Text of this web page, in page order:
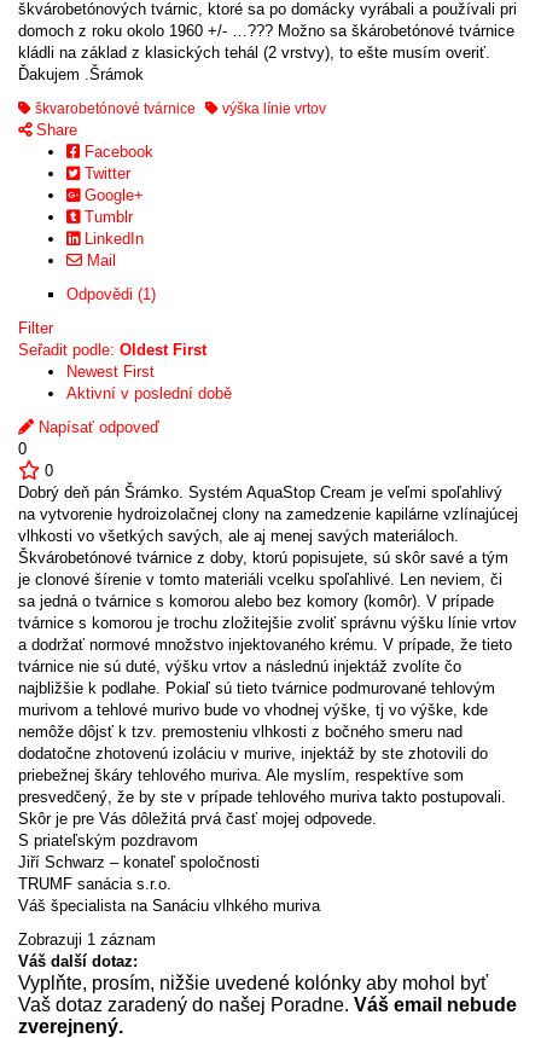
škvárobetónových tvárnic, ktoré sa po domácky vyrábali a používali pri
domoch z roku okolo 1960 +/- …??? Možno sa škárobetónové tvárnice
kládli na základ z klasických tehál (2 vrstvy), to ešte musím overiť.
Ďakujem .Šrámok
škvarobetónové tvárnice výška línie vrtov
Share
Facebook
Twitter
Google+
Tumblr
LinkedIn
Mail
Odpovědi (1)
Filter
Seřadit podle: Oldest First
Newest First
Aktivní v poslední době
Napísať odpoveď
0
0
Dobrý deň pán Šrámko. Systém AquaStop Cream je veľmi spoľahlivý
na vytvorenie hydroizolačnej clony na zamedzenie kapilárne vzlínajúcej
vlhkosti vo všetkých savých, ale aj menej savých materiáloch.
Škvárobetónové tvárnice z doby, ktorú popisujete, sú skôr savé a tým
je clonové šírenie v tomto materiáli vcelku spoľahlivé. Len neviem, či
sa jedná o tvárnice s komorou alebo bez komory (komôr). V prípade
tvárnice s komorou je trochu zložitejšie zvoliť správnu výšku línie vrtov
a dodržať normové množstvo injektovaného krému. V prípade, že tieto
tvárnice nie sú duté, výšku vrtov a následnú injektáž zvolíte čo
najbližšie k podlahe. Pokiaľ sú tieto tvárnice podmurované tehlovým
murivom a tehlové murivo bude vo vhodnej výške, tj vo výške, kde
nemôže dôjsť k tzv. premosteniu vlhkosti z bočného smeru nad
dodatočne zhotovenú izoláciu v murive, injektáž by ste zhotovili do
priebežnej škáry tehlového muriva. Ale myslím, respektíve som
presvedčený, že by ste v prípade tehlového muriva takto postupovali.
Skôr je pre Vás dôležitá prvá časť mojej odpovede.
S priateľským pozdravom
Jiří Schwarz – konateľ spoločnosti
TRUMF sanácia s.r.o.
Váš špecialista na Sanáciu vlhkého muriva
Zobrazuji 1 záznam
Váš další dotaz:
Vyplňte, prosím, nižšie uvedené kolónky aby mohol byť
Vaš dotaz zaradený do našej Poradne. Váš email nebude
zverejnený.
variants.
The
options